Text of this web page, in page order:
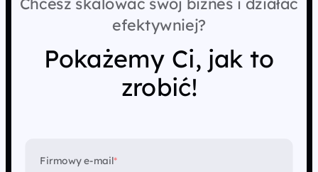
Chcesz skalować swój biznes i działać
efektywniej?
Pokażemy Ci, jak to
zrobić!
Firmowy e-mail*